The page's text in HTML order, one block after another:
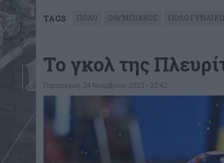
TAGS ΠΟΛΟ ΟΛΥΜΠΙΑΚΟΣ ΠΟΛΟ
Το γκολ της
Παρασκευή, 24 Νοεμβρίου 2023 - 22:42